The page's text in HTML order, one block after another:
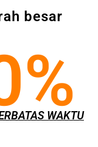
besar
WAKTU